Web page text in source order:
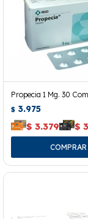
Propecia 1 Mg. 30
$ 3.975
$ 3.379 $